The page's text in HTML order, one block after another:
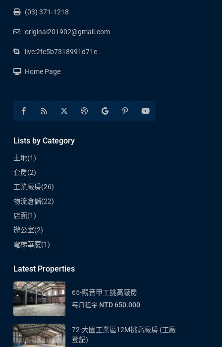
(03) 371-1218
original201902@gmail.com
live:2fc5b7318991d71e
Home Page
Lists by Category
土地(1)
套房(2)
工業廠房(26)
物流倉儲(22)
店面(1)
辦公室(2)
電梯華廈(1)
Latest Properties
65-觀音甲工挑高廠房
每月租金 NTD 650.000
72-大園工業區12M挑高廠房 (工廠
登記)